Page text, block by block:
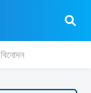
বিনোদন